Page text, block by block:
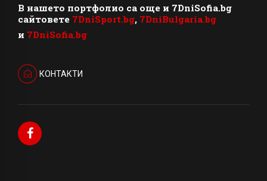
В нашето портфолио са още и 7DniSofia.bg
сайтовете 7DniSport.bg, 7DniBulgaria.bg
и 7DniSofia.bg
КОНТАКТИ